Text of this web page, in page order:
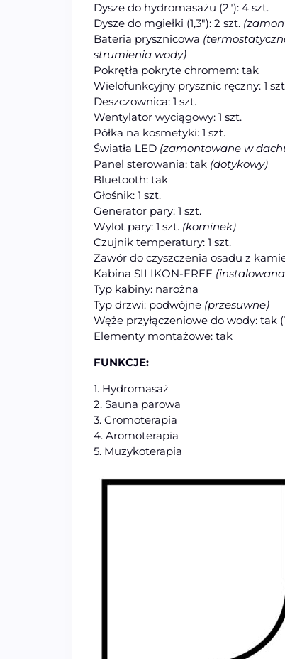
Dysze do hydromasażu (2″): 4 szt.
Dysze do mgiełki (1,3″): 2 szt.
Bateria prysznicowa
strumienia wody)
Pokrętła pokryte chromem: tak
Wielofunkcyjny prysznic ręczny: 1
Deszczownica: 1 szt.
Wentylator wyciągowy: 1 szt.
Półka na kosmetyki: 1 szt.
Światła LED (zamontowane w
Panel sterowania: tak (dotykowy)
Bluetooth: tak
Głośnik: 1 szt.
Generator pary: 1 szt.
Wylot pary: 1 szt. (kominek)
Czujnik temperatury: 1 szt.
Zawór do czyszczenia osadu z
Kabina SILIKON-FREE
Typ kabiny: narożna
Typ drzwi: podwójne (przesuwne)
Węże przyłączeniowe do wody: tak
Elementy montażowe: tak
FUNKCJE:
1. Hydromasaż
2. Sauna parowa
3. Cromoterapia
4. Aromoterapia
5. Muzykoterapia